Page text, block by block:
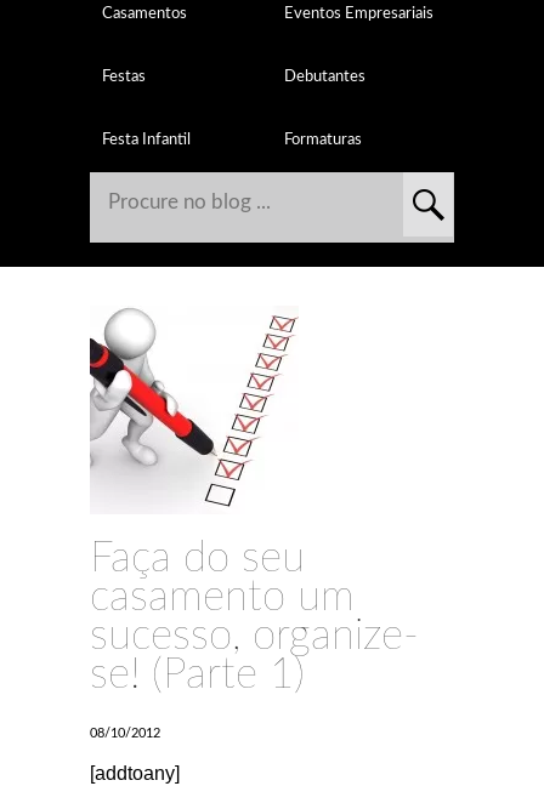
Casamentos Eventos Empresariais
Festas Debutantes
Festa Infantil Formaturas
Faça do seu
casamento um
sucesso, organize-
se! (Parte 1)
08/10/2012
[addtoany]